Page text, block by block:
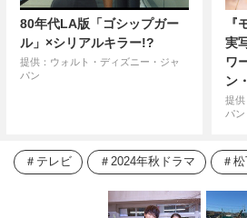
80年代LA版「ゴシップガー
ル」×シリアルキラー!?
提供：ウォルト・ディズニー・ジャ
パン
『
実
ワ
ン
提供
パン
テレビ 2024年秋ドラマ